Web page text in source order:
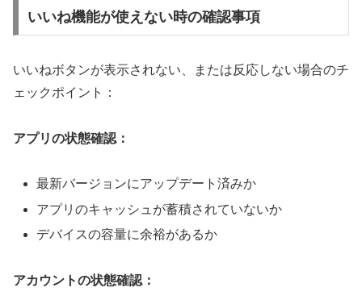
いいね機能が使えない時の確認事項
いいねボタンが表示されない、または反応しない場合のチ
ェックポイント：
アプリの状態確認：
最新バージョンにアップデート済みか
アプリのキャッシュが蓄積されていないか
デバイスの容量に余裕があるか
アカウントの状態確認：